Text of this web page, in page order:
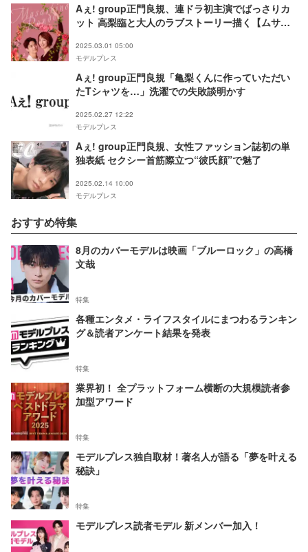
Aぇ! group正門良規、連ドラ初主演でばっさりカ
ット 高梨臨と大人のラブストーリー描く【ムサシ
2025.03.01 05:00
モデルプレス
Aぇ! group正門良規「亀梨くんに作っていただい
たTシャツを…」洗濯での失敗談明かす
2025.02.27 12:22
モデルプレス
Aぇ! group正門良規、女性ファッション誌初の単
独表紙 セクシー首筋際立つ“彼氏顔”で魅了
2025.02.14 10:00
モデルプレス
おすすめ特集
8月のカバーモデルは映画「ブルーロック」の高橋
文哉
特集
各種エンタメ・ライフスタイルにまつわるランキン
グ＆読者アンケート結果を発表
特集
業界初！ 全プラットフォーム横断の大規模読者参
加型アワード
特集
モデルプレス独自取材！著名人が語る「夢を叶える
秘訣」
特集
モデルプレス読者モデル 新メンバー加入！